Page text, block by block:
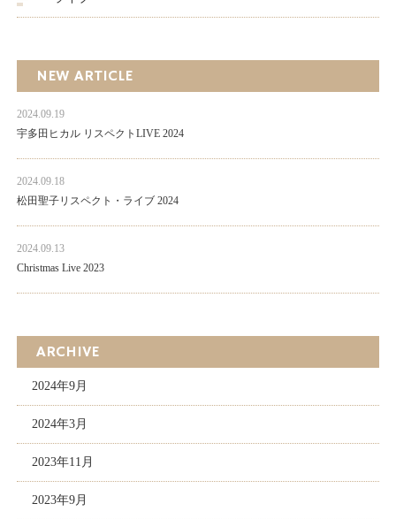
NEW ARTICLE
2024.09.19
宇多田ヒカル リスペクトLIVE 2024
2024.09.18
松田聖子リスペクト・ライブ 2024
2024.09.13
Christmas Live 2023
ARCHIVE
2024年9月
2024年3月
2023年11月
2023年9月